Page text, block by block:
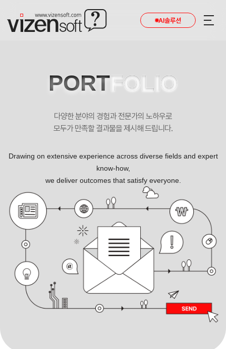
AI솔루션
엄마를부탁해~! 내가 안될 때는 효돌보미가 대신 도와드리겠습니다. 포트폴리오
PORTFOLIO
다양한 분야의 경험과 전문가의 노하우로
모두가 만족할 결과물을 제시해 드립니다.
Drawing on extensive experience across diverse fields and expert
know-how,
we deliver outcomes that satisfy everyone.